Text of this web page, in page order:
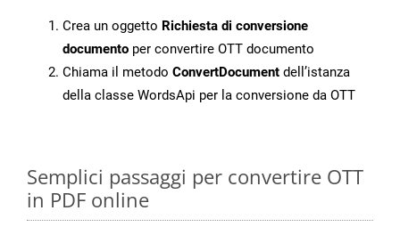
Crea un oggetto Richiesta di conversione
documento per convertire OTT documento
Chiama il metodo ConvertDocument dell’istanza
della classe WordsApi per la conversione da OTT
Semplici passaggi per convertire OTT
in PDF online